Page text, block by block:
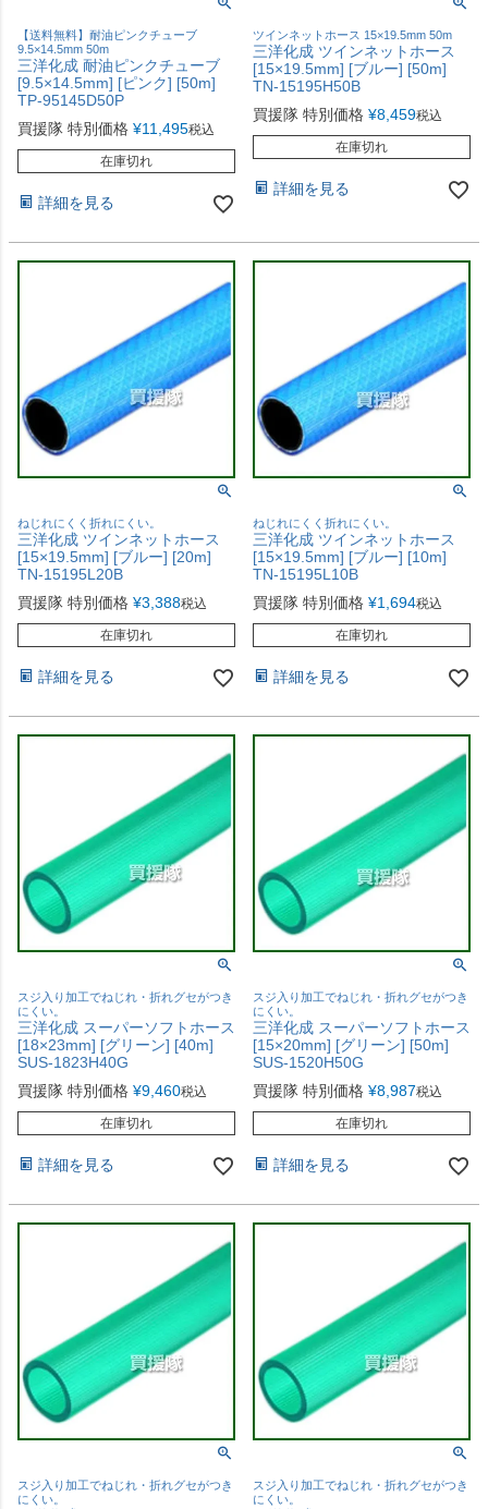
【送料無料】耐油ピンクチューブ
9.5×14.5mm 50m
三洋化成 耐油ピンクチューブ
[9.5×14.5mm] [ピンク] [50m]
TP-95145D50P
買援隊 特別価格 ¥11,495税込
在庫切れ
詳細を見る
ツインネットホース 15×19.5mm 50m
三洋化成 ツインネットホース
[15×19.5mm] [ブルー] [50m]
TN-15195H50B
買援隊 特別価格 ¥8,459税込
在庫切れ
詳細を見る
ねじれにくく折れにくい。
三洋化成 ツインネットホース
[15×19.5mm] [ブルー] [20m]
TN-15195L20B
買援隊 特別価格 ¥3,388税込
在庫切れ
詳細を見る
ねじれにくく折れにくい。
三洋化成 ツインネットホース
[15×19.5mm] [ブルー] [10m]
TN-15195L10B
買援隊 特別価格 ¥1,694税込
在庫切れ
詳細を見る
スジ入り加工でねじれ・折れグセがつき
にくい。
三洋化成 スーパーソフトホース
[18×23mm] [グリーン] [40m]
SUS-1823H40G
買援隊 特別価格 ¥9,460税込
在庫切れ
詳細を見る
スジ入り加工でねじれ・折れグセがつき
にくい。
三洋化成 スーパーソフトホース
[15×20mm] [グリーン] [50m]
SUS-1520H50G
買援隊 特別価格 ¥8,987税込
在庫切れ
詳細を見る
スジ入り加工でねじれ・折れグセがつき
にくい。
スジ入り加工でねじれ・折れグセがつき
にくい。